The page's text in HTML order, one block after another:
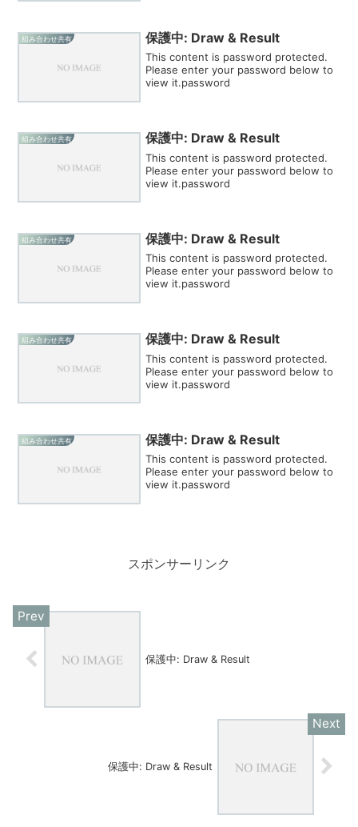
組み合わせ共有 保護中: Draw & Result
This content is password protected.
Please enter your password below to
view it.password
組み合わせ共有 保護中: Draw & Result
This content is password protected.
Please enter your password below to
view it.password
組み合わせ共有 保護中: Draw & Result
This content is password protected.
Please enter your password below to
view it.password
組み合わせ共有 保護中: Draw & Result
This content is password protected.
Please enter your password below to
view it.password
組み合わせ共有 保護中: Draw & Result
This content is password protected.
Please enter your password below to
view it.password
スポンサーリンク
保護中: Draw & Result
保護中: Draw & Result